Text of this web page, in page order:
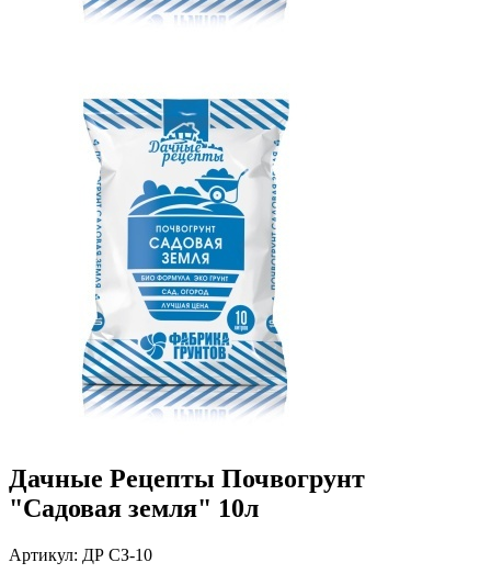
Дачные Рецепты Почвогрунт
"Садовая земля" 10л
Артикул: ДР СЗ-10